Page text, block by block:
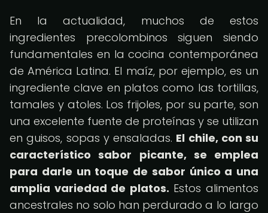
En la actualidad, muchos de estos
ingredientes precolombinos siguen siendo
fundamentales en la cocina contemporánea
de América Latina. El maíz, por ejemplo, es un
ingrediente clave en platos como las tortillas,
tamales y atoles. Los frijoles, por su parte, son
una excelente fuente de proteínas y se utilizan
en guisos, sopas y ensaladas. El chile, con su
característico sabor picante, se emplea
para darle un toque de sabor único a una
amplia variedad de platos. Estos alimentos
ancestrales no solo han perdurado a lo largo